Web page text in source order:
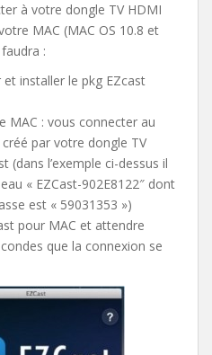
à votre dongle TV HDMI
MAC (MAC OS 10.8 et
:
et installer le pkg EZcast
MAC : vous connecter au
par votre dongle TV
(dans l’exemple ci-dessus il
« EZCast-902E8122″ dont
est « 59031353 »)
pour MAC et attendre
que la connexion se